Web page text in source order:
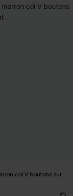
col V boutons sur